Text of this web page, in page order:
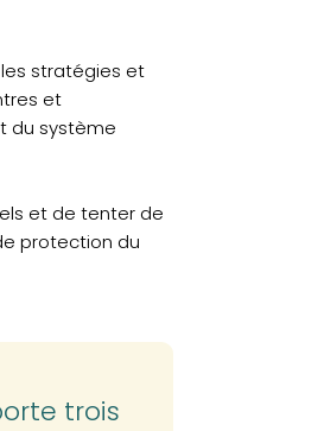
stratégies et
et
du système
et de tenter de
protection du
trois